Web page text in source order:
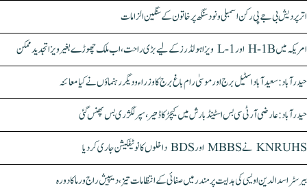
اتر پردیش بی جے پی رکن اسمبلی ونود سنگھ پر خاتون کے سنگین الزامات
امریکہ میں H-1B اور L-1 ویزا ہولڈرز کے لیے بڑی راحت، اب ملک چھوڑے بغیر ویزا تجدید ممکن
حیدرآباد: سعیدآباد اسٹیل برج اور موسیٰ رام باغ برج کا وزراء و دیگر رہنماؤں نے کیا معائنہ
حیدرآباد: عارضی آر ٹی سی بس اسٹینڈ بارش میں کیچڑ کا ڈھیر، سپر لگژری بس پھنس گئی
KNRUHS نے MBBS اور BDS داخلوں کا نوٹیفکیشن جاری کر دیا
بیرسٹر اسدالدین اویسی کی ہدایت پر مندر میں صفائی کے انتظامات تیز، دیپیش راج ورما کا دورہ